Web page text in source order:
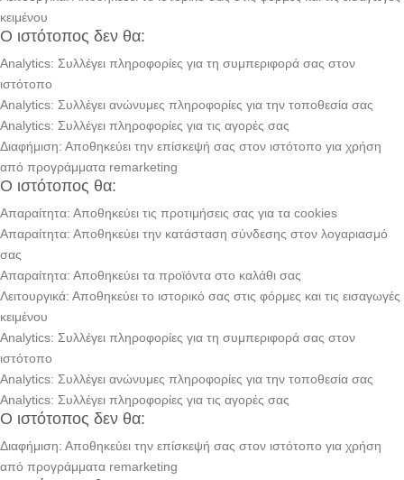
κειμένου
Ο ιστότοπος δεν θα:
Analytics: Συλλέγει πληροφορίες για τη συμπεριφορά σας στον
ιστότοπο
Analytics: Συλλέγει ανώνυμες πληροφορίες για την τοποθεσία σας
Analytics: Συλλέγει πληροφορίες για τις αγορές σας
Διαφήμιση: Αποθηκεύει την επίσκεψή σας στον ιστότοπο για χρήση
από προγράμματα remarketing
Ο ιστότοπος θα:
Απαραίτητα: Αποθηκεύει τις προτιμήσεις σας για τα cookies
Απαραίτητα: Αποθηκεύει την κατάσταση σύνδεσης στον λογαριασμό
σας
Απαραίτητα: Αποθηκεύει τα προϊόντα στο καλάθι σας
Λειτουργικά: Αποθηκεύει το ιστορικό σας στις φόρμες και τις εισαγωγές
κειμένου
Analytics: Συλλέγει πληροφορίες για τη συμπεριφορά σας στον
ιστότοπο
Analytics: Συλλέγει ανώνυμες πληροφορίες για την τοποθεσία σας
Analytics: Συλλέγει πληροφορίες για τις αγορές σας
Ο ιστότοπος δεν θα:
Διαφήμιση: Αποθηκεύει την επίσκεψή σας στον ιστότοπο για χρήση
από προγράμματα remarketing